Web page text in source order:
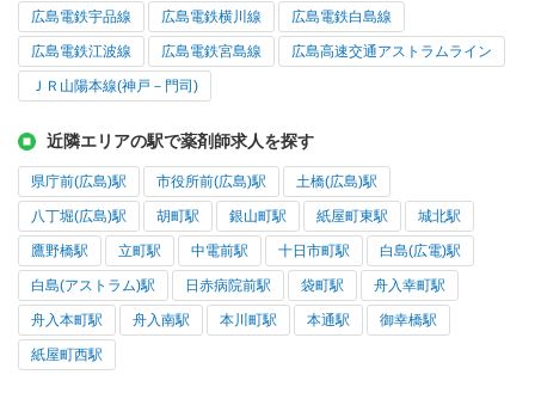
広島電鉄宇品線 広島電鉄横川線 広島電鉄白島線
広島電鉄江波線 広島電鉄宮島線 広島高速交通アストラムライン
ＪＲ山陽本線(神戸－門司)
近隣エリアの駅で薬剤師求人を探す
県庁前(広島)駅 市役所前(広島)駅 土橋(広島)駅
八丁堀(広島)駅 胡町駅 銀山町駅 紙屋町東駅 城北駅
鷹野橋駅 立町駅 中電前駅 十日市町駅 白島(広電)駅
白島(アストラム)駅 日赤病院前駅 袋町駅 舟入幸町駅
舟入本町駅 舟入南駅 本川町駅 本通駅 御幸橋駅
紙屋町西駅